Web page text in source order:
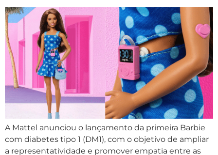
A Mattel anunciou o lançamento da primeira Barbie
com diabetes tipo 1 (DM1), com o objetivo de ampliar
a representatividade e promover empatia entre as